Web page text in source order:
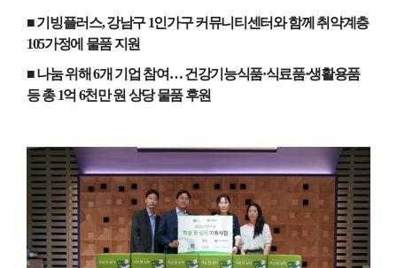
■ 기빙플러스,강남구1인가구 커뮤니티센터와 함께 취약계층
105가정에 물품 지원
■ 나눔 위해 6개 기업 참여…건강기능식품·식료품·생활용품
등 총1억 6천만 원 상당 물품 후원